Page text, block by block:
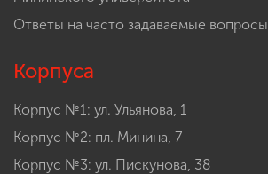
Ответы на часто задаваемые вопросы
Корпуса
Корпус №1: ул. Ульянова, 1
Корпус №2: пл. Минина, 7
Корпус №3: ул. Пискунова, 38